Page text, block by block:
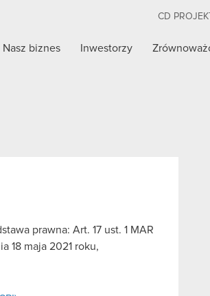
CD
Nasz biznes Inwestorzy
prawna: Art. 17 ust. 1 MAR
18 maja 2021 roku,